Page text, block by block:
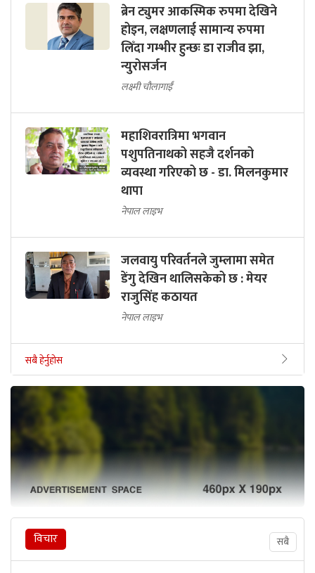
ब्रेन ट्युमर आकस्मिक रुपमा देखिने
होइन, लक्षणलाई सामान्य रुपमा
लिँदा गम्भीर हुन्छः डा राजीव झा,
न्युरोसर्जन
लक्ष्मी चौलागाईं
महाशिवरात्रिमा भगवान
पशुपतिनाथको सहजै दर्शनको
व्यवस्था गरिएको छ - डा. मिलनकुमार
थापा
नेपाल लाइभ
जलवायु परिवर्तनले जुम्लामा समेत
डेंगु देखिन थालिसकेको छ : मेयर
राजुसिंह कठायत
नेपाल लाइभ
सबै हेर्नुहोस
विचार सबै